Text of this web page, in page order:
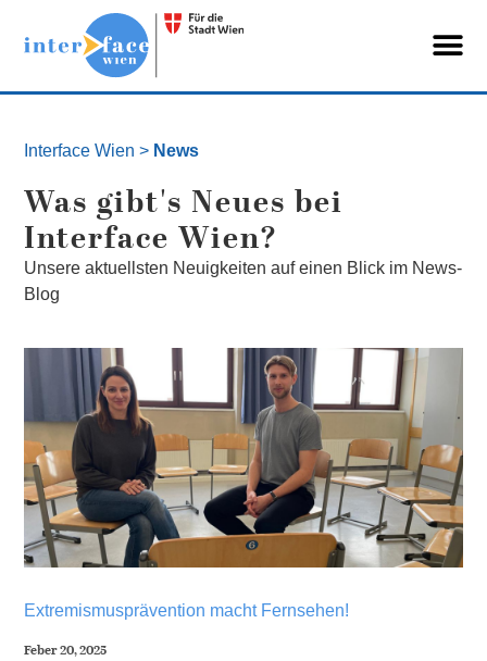
Interface Wien > News
Was gibt's Neues bei
Interface Wien?
Unsere aktuellsten Neuigkeiten auf einen Blick im News-
Blog
Extremismusprävention macht Fernsehen!
Feber 20, 2025